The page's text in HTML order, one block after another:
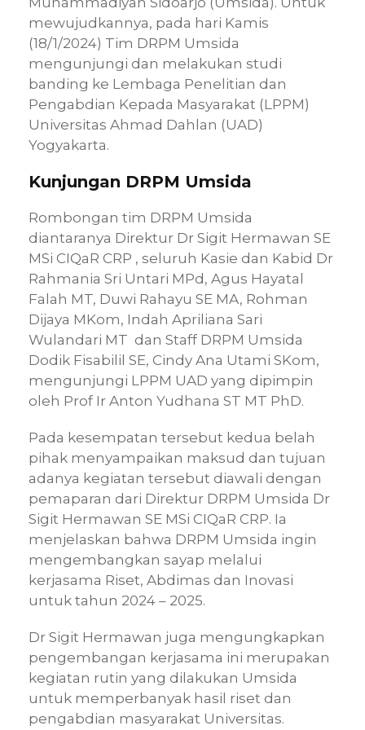
mewujudkannya, pada hari Kamis
(18/1/2024) Tim DRPM Umsida
mengunjungi dan melakukan studi
banding ke Lembaga Penelitian dan
Pengabdian Kepada Masyarakat (LPPM)
Universitas Ahmad Dahlan (UAD)
Yogyakarta.
Kunjungan DRPM Umsida
Rombongan tim DRPM Umsida
diantaranya Direktur Dr Sigit Hermawan SE
MSi CIQaR CRP , seluruh Kasie dan Kabid Dr
Rahmania Sri Untari MPd, Agus Hayatal
Falah MT, Duwi Rahayu SE MA, Rohman
Dijaya MKom, Indah Apriliana Sari
Wulandari MT dan Staff DRPM Umsida
Dodik Fisabilil SE, Cindy Ana Utami SKom,
mengunjungi LPPM UAD yang dipimpin
oleh Prof Ir Anton Yudhana ST MT PhD.
Pada kesempatan tersebut kedua belah
pihak menyampaikan maksud dan tujuan
adanya kegiatan tersebut diawali dengan
pemaparan dari Direktur DRPM Umsida Dr
Sigit Hermawan SE MSi CIQaR CRP. Ia
menjelaskan bahwa DRPM Umsida ingin
mengembangkan sayap melalui
kerjasama Riset, Abdimas dan Inovasi
untuk tahun 2024 – 2025.
Dr Sigit Hermawan juga mengungkapkan
pengembangan kerjasama ini merupakan
kegiatan rutin yang dilakukan Umsida
untuk memperbanyak hasil riset dan
pengabdian masyarakat Universitas.